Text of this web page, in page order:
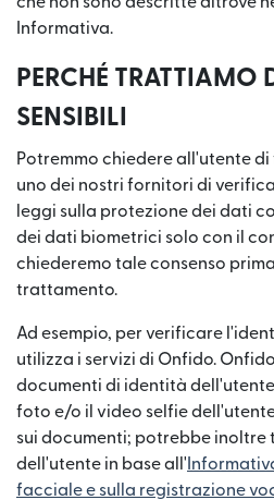
Informativa.
PERCHÉ TRATTIAMO
SENSIBILI
Potremmo chiedere all'utente
uno dei nostri fornitori di
leggi sulla protezione dei dati
dei dati biometrici solo con il
chiederemo tale consenso
trattamento.
Ad esempio, per verificare
utilizza i servizi di Onfido.
documenti di identità
foto e/o il video selfie
sui documenti; potrebbe
dell'utente in base all'
facciale e sulla registrazione